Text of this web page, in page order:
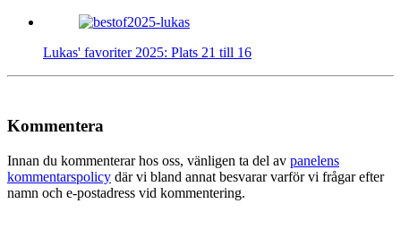
Lukas' favoriter 2025: Plats 21 till 16
Kommentera
Innan du kommenterar hos oss, vänligen ta del av panelens
kommentarspolicy där vi bland annat besvarar varför vi frågar efter
namn och e-postadress vid kommentering.